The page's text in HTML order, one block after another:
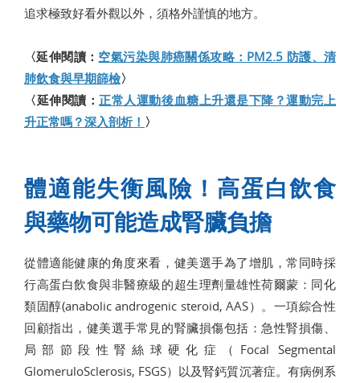
追求極致好看外觀以外，須格外謹慎的地方。
〈延伸閱讀： 空氣污染與肺癌關係攻略：PM2.5 防護、清
肺飲食與早期篩檢〉
〈延伸閱讀：正常人運動後血糖上升還是下降？運動完上
升正常嗎？深入剖析！ 〉
體適能失衡風險！高蛋白飲食
與藥物可能造成腎臟負擔
從體適能健康的角度來看，健美選手為了增肌，常同時採
行高蛋白飲食與非醫療級的超生理劑量雄性荷爾蒙：同化
類固醇(anabolic androgenic steroid, AAS）。一項綜合性
回顧指出，健美選手常見的腎臟損傷包括：急性腎損傷、
局部節段性腎絲球硬化症（Focal Segmental
GlomeruloSclerosis, FSGS）以及腎鈣質沉著症。有病例系